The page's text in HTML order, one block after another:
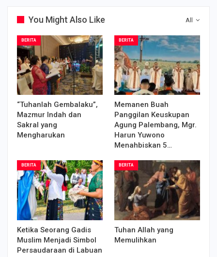
All
You Might Also Like
BERITA
“Tuhanlah Gembalaku”,
Mazmur Indah dan
Sakral yang
Mengharukan
BERITA
Memanen Buah
Panggilan Keuskupan
Agung Palembang, Mgr.
Harun Yuwono
Menahbiskan 5…
BERITA
Ketika Seorang Gadis
Muslim Menjadi Simbol
Persaudaraan di Labuan
BERITA
Tuhan Allah yang
Memulihkan